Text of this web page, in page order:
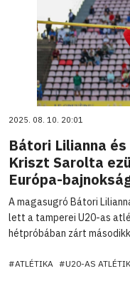
2025. 08. 10. 20:01
Bátori Lilianna
Kriszt Sarolta
Európa-
A magasugró Bátori
lett a tamperei U20-as
hétpróbában zárt
#ATLÉTIKA #U20-AS